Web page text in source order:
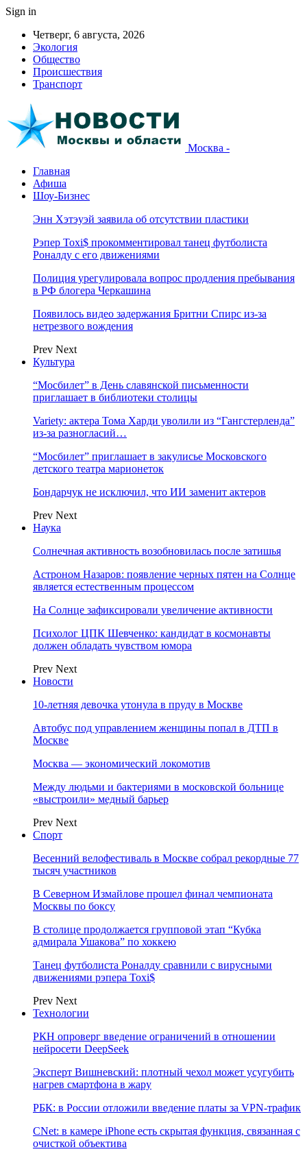
Sign in
Четверг, 6 августа, 2026
Экология
Общество
Происшествия
Транспорт
Москва -
Главная
Афиша
Шоу-Бизнес
Энн Хэтэуэй заявила об отсутствии пластики
Рэпер Toxi$ прокомментировал танец футболиста
Роналду с его движениями
Полиция урегулировала вопрос продления пребывания
в РФ блогера Черкашина
Появилось видео задержания Бритни Спирс из-за
нетрезвого вождения
Prev Next
Культура
“Мосбилет” в День славянской письменности
приглашает в библиотеки столицы
Variety: актера Тома Харди уволили из “Гангстерленда”
из-за разногласий…
“Мосбилет” приглашает в закулисье Московского
детского театра марионеток
Бондарчук не исключил, что ИИ заменит актеров
Prev Next
Наука
Солнечная активность возобновилась после затишья
Астроном Назаров: появление черных пятен на Солнце
является естественным процессом
На Солнце зафиксировали увеличение активности
Психолог ЦПК Шевченко: кандидат в космонавты
должен обладать чувством юмора
Prev Next
Новости
10-летняя девочка утонула в пруду в Москве
Автобус под управлением женщины попал в ДТП в
Москве
Москва — экономический локомотив
Между людьми и бактериями в московской больнице
«выстроили» медный барьер
Prev Next
Спорт
Весенний велофестиваль в Москве собрал рекордные 77
тысяч участников
В Северном Измайлове прошел финал чемпионата
Москвы по боксу
В столице продолжается групповой этап “Кубка
адмирала Ушакова” по хоккею
Танец футболиста Роналду сравнили с вирусными
движениями рэпера Toxi$
Prev Next
Технологии
РКН опроверг введение ограничений в отношении
нейросети DeepSeek
Эксперт Вишневский: плотный чехол может усугубить
нагрев смартфона в жару
РБК: в России отложили введение платы за VPN-трафик
CNet: в камере iPhone есть скрытая функция, связанная с
очисткой объектива